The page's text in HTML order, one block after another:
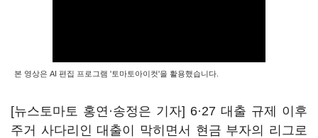
본 영상은 AI 편집 프로그램 '토마토아이컷'을 활용했습니다.
[뉴스토마토 홍연·송정은 기자] 6·27 대출 규제 이후
주거 사다리인 대출이 막히면서 현금 부자의 리그로